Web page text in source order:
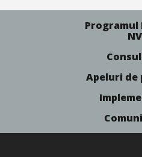
Programul
NV
Apeluri de